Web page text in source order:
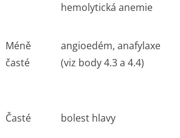
hemolytická anemie
Méně
časté
angioedém, anafylaxe
(viz body 4.3 a 4.4)
Časté bolest hlavy